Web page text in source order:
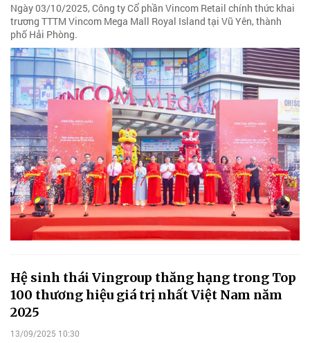
Ngày 03/10/2025, Công ty Cổ phần Vincom Retail chính thức khai
trương TTTM Vincom Mega Mall Royal Island tại Vũ Yên, thành
phố Hải Phòng.
Hệ sinh thái Vingroup thăng hạng trong Top
100 thương hiệu giá trị nhất Việt Nam năm
2025
13/09/2025 10:30